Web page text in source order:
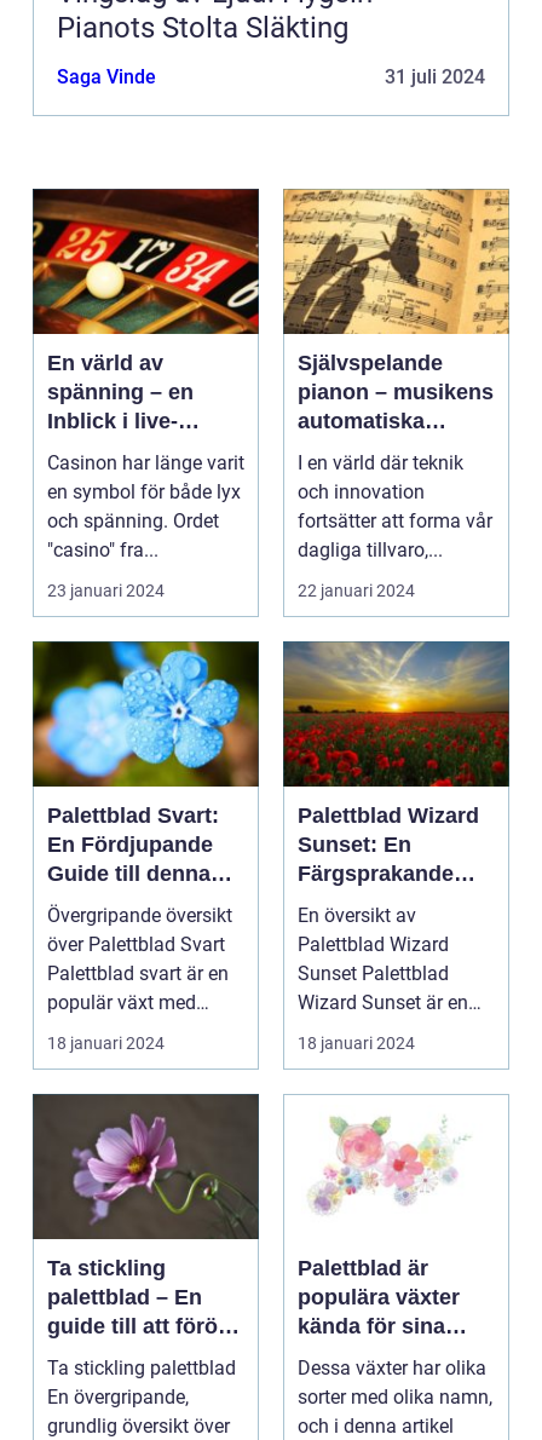
Pianots Stolta Släkting
Saga Vinde 31 juli 2024
En värld av
spänning – en
Inblick i live-
casino
Casinon har länge varit
en symbol för både lyx
och spänning. Ordet
"casino" fra...
23 januari 2024
Självspelande
pianon – musikens
automatiska
framtid
I en värld där teknik
och innovation
fortsätter att forma vår
dagliga tillvaro,...
22 januari 2024
Palettblad Svart:
En Fördjupande
Guide till denna
Mörka Skönhet
Övergripande översikt
över Palettblad Svart
Palettblad svart är en
populär växt med
mörka, djupt fär...
18 januari 2024
Palettblad Wizard
Sunset: En
Färgsprakande
Skatt för
Trädgårdsentusias
ter
En översikt av
Palettblad Wizard
Sunset Palettblad
Wizard Sunset är en
färgstark och charmig
växt s...
18 januari 2024
Ta stickling
palettblad – En
guide till att föröka
denna populära
växt
Ta stickling palettblad
En övergripande,
grundlig översikt över
Palettblad är
populära växter
kända för sina
färgglada blad och
dekorativa
utseende
Dessa växter har olika
sorter med olika namn,
och i denna artikel